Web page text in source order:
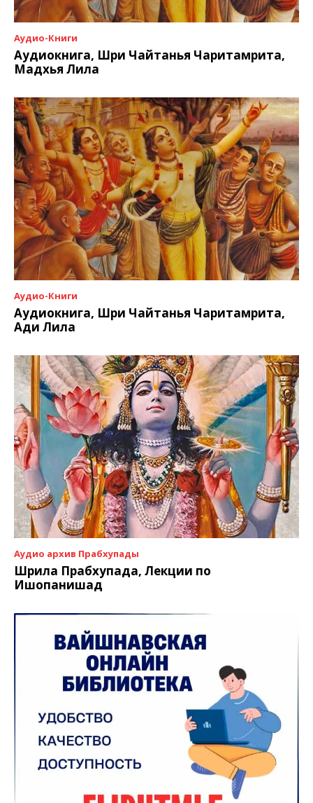
Аудио-Книги
Аудиокнига, Шри Чайтанья Чаритамрита,
Мадхья Лила
Аудио-Книги
Аудиокнига, Шри Чайтанья Чаритамрита,
Ади Лила
Аудио архив Прабхупады
Шрила Прабхупада, Лекции по
Ишопанишад